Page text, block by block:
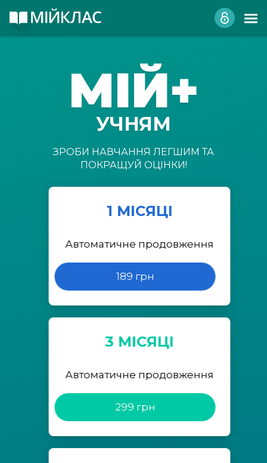
МІЙ+
УЧНЯМ
ЗРОБИ НАВЧАННЯ ЛЕГШИМ ТА
ПОКРАЩУЙ ОЦІНКИ!
1 МІСЯЦІ
Автоматичне продовження
189 грн
3 МІСЯЦІ
Автоматичне продовження
299 грн